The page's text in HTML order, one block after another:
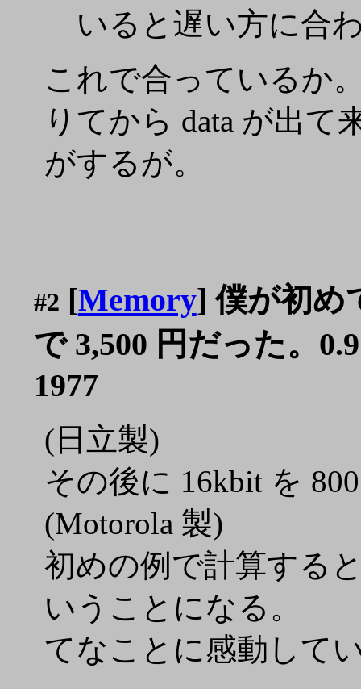
いると遅い方に合
これで合っているか
りてから data が出て
がするが。
#2 [Memory] 僕が初め
で 3,500 円だった。
1977
(日立製)
その後に 16kbit を
(Motorola 製)
初めの例で計算する
いうことになる。
てなことに感動して